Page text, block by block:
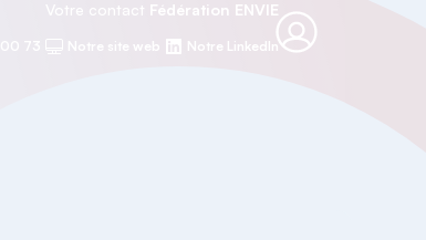
Votre contact Fédération ENVIE
Notre site web Notre LinkedIn